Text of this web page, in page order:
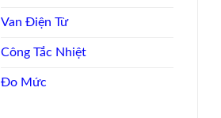
Van Điện Từ
Công Tắc Nhiệt
Đo Mức